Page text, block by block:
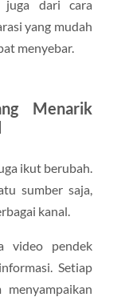
dari cara
yang mudah
menyebar.
Menarik
ikut berubah.
sumber saja,
kanal.
video pendek
Setiap